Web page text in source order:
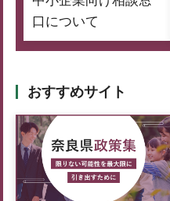
口について
おすすめサイト